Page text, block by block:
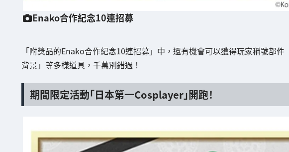
Enako合作紀念10連招募
「附獎品的Enako合作紀念10連招募」中，還有機會可以獲得玩家稱號部
背景」等多樣道具，千萬別錯過！
期間限定活動「日本第一Cosplayer」開跑！